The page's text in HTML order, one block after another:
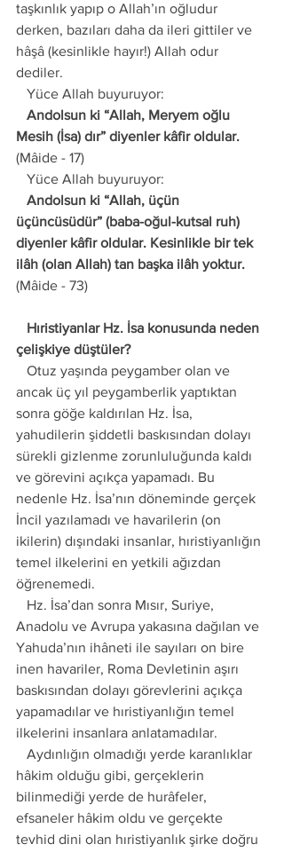
taşkınlık yapıp o Allah’ın oğludur
derken, bazıları daha da ileri gittiler ve
hâşâ (kesinlikle hayır!) Allah odur
dediler.
   Yüce Allah buyuruyor:
Mesih (İsa) dır” diyenler kâfir oldular.
(Mâide - 17)
   Yüce Allah buyuruyor:
üçüncüsüdür” (baba-oğul-kutsal ruh)
diyenler kâfir oldular. Kesinlikle bir tek
ilâh (olan Allah) tan başka ilâh yoktur.
(Mâide - 73)
çelişkiye düştüler?
ancak üç yıl peygamberlik yaptıktan
sonra göğe kaldırılan Hz. İsa,
yahudilerin şiddetli baskısından dolayı
sürekli gizlenme zorunluluğunda kaldı
ve görevini açıkça yapamadı. Bu
nedenle Hz. İsa’nın döneminde gerçek
İncil yazılamadı ve havarilerin (on
ikilerin) dışındaki insanlar, hıristiyanlığın
temel ilkelerini en yetkili ağızdan
öğrenemedi.
Anadolu ve Avrupa yakasına dağılan ve
Yahuda’nın ihâneti ile sayıları on bire
inen havariler, Roma Devletinin aşırı
baskısından dolayı görevlerini açıkça
yapamadılar ve hıristiyanlığın temel
ilkelerini insanlara anlatamadılar.
hâkim olduğu gibi, gerçeklerin
bilinmediği yerde de hurâfeler,
efsaneler hâkim oldu ve gerçekte
tevhid dini olan hıristiyanlık şirke doğru